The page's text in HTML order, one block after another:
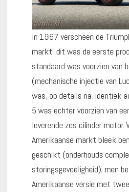
In 1967 verscheen de
markt, dit was de eerste
standaard was voorzien van
(mechanische injectie van
was, op details na, identiek
5 was echter voorzien van
leverende zes cilinder motor.
Amerikaanse markt bleek
geschikt (onderhouds
storingsgevoeligheid); men
Amerikaanse versie met